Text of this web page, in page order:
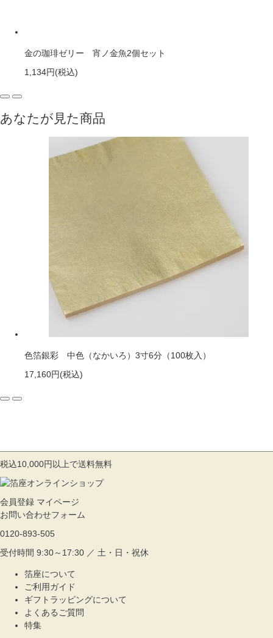
金の珈琲ゼリー 宵ノ金魚2個セット
1,134円(税込)
あなたが見た商品
色箔銀彩 中色（なかいろ）3寸6分（100枚入）
17,160円(税込)
税込10,000円以上で送料無料
会員登録 マイページ
お問い合わせフォーム
0120-893-505
受付時間 9:30～17:30 ／ 土・日・祝休
箔座について
ご利用ガイド
ギフトラッピングについて
よくあるご質問
特集